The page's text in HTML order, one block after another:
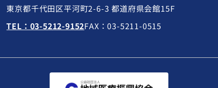
東京都千代田区平河町2-6-3 都道府県会館15F
TEL：03-5212-9152FAX：03-5211-0515